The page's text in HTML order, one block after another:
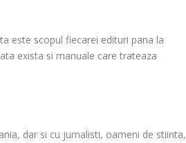
este scopul fiecarei edituri pana la
exista si manuale care trateaza
dar si cu jurnalisti, oameni de stiinta,